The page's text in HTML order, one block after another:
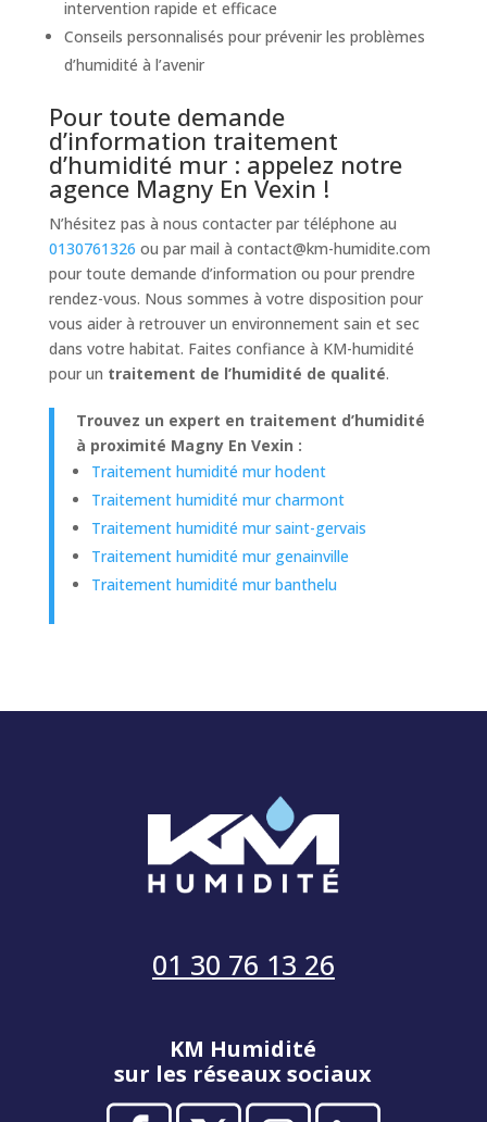
intervention rapide et efficace
Conseils personnalisés pour prévenir les problèmes
d’humidité à l’avenir
Pour toute demande
d’information traitement
d’humidité mur : appelez notre
agence Magny En Vexin !
N’hésitez pas à nous contacter par téléphone au
0130761326 ou par mail à contact@km-humidite.com
pour toute demande d’information ou pour prendre
rendez-vous. Nous sommes à votre disposition pour
vous aider à retrouver un environnement sain et sec
dans votre habitat. Faites confiance à KM-humidité
pour un traitement de l’humidité de qualité.
Trouvez un expert en traitement d’humidité
à proximité Magny En Vexin :
Traitement humidité mur hodent
Traitement humidité mur charmont
Traitement humidité mur saint-gervais
Traitement humidité mur genainville
Traitement humidité mur banthelu
01 30 76 13 26
KM Humidité
sur les réseaux sociaux